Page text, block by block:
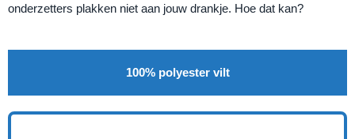
onderzetters plakken niet aan jouw drankje. Hoe dat kan?
100% polyester vilt